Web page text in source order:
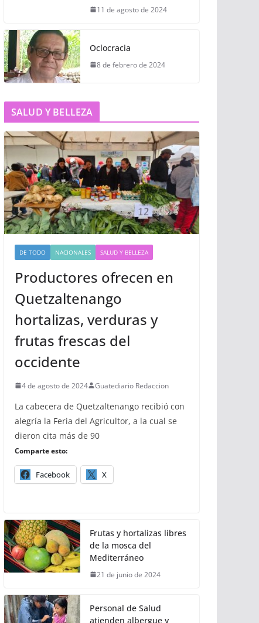
11 de agosto de 2024
Oclocracia
8 de febrero de 2024
SALUD Y BELLEZA
DE TODO NACIONALES SALUD Y BELLEZA
Productores ofrecen en
Quetzaltenango
hortalizas, verduras y
frutas frescas del
occidente
4 de agosto de 2024 Guatediario Redaccion
La cabecera de Quetzaltenango recibió con
alegría la Feria del Agricultor, a la cual se
dieron cita más de 90
Comparte esto:
Facebook X
Frutas y hortalizas libres
de la mosca del
Mediterráneo
21 de junio de 2024
Personal de Salud
atienden albergue y